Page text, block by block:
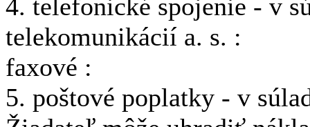
4. telefonické spojenie - v
telekomunikácií a. s. :
faxové :
5. poštové poplatky - v